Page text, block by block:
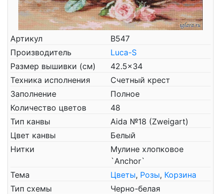
Артикул
B547
Производитель
Luca-S
Размер вышивки (см)
42.5x34
Техника исполнения
Счетный крест
Заполнение
Полное
Количество цветов
48
Тип канвы
Aida №18 (Zweigart)
Цвет канвы
Белый
Нитки
Мулине хлопковое
`Anchor`
Тема
Цветы, Розы, Корзина
Тип схемы
Черно-белая